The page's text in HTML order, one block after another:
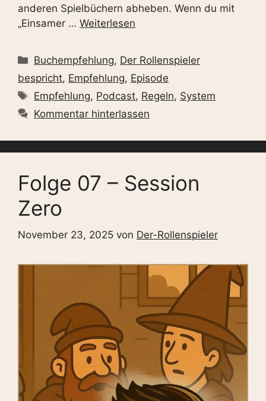
anderen Spielbüchern abheben. Wenn du mit
„Einsamer … Weiterlesen
Kategorien
Buchempfehlung, Der Rollenspieler
bespricht, Empfehlung, Episode
Schlagwörter
Empfehlung, Podcast, Regeln, System
Kommentar hinterlassen
Folge 07 – Session
Zero
November 23, 2025 von Der-Rollenspieler